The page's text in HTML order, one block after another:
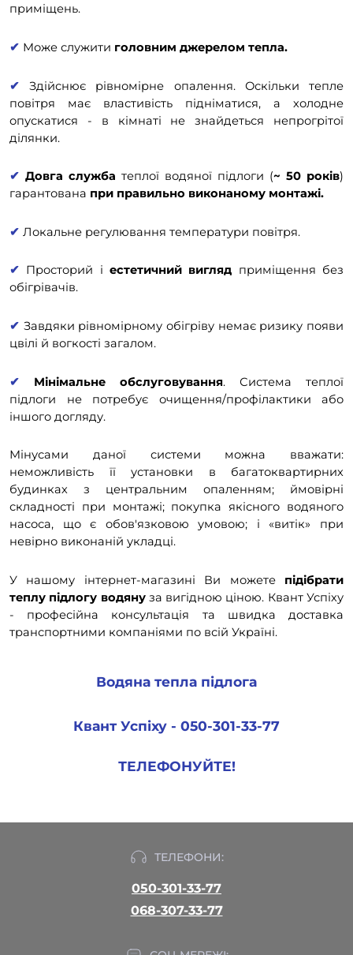
приміщень.
✔ Може служити головним джерелом тепла.
✔
Здійснює рівномірне опалення. Оскільки тепле
повітря має властивість підніматися, а холодне
опускатися - в кімнаті не знайдеться непрогрітої
ділянки.
✔ Довга служба теплої водяної підлоги (~ 50 років)
гарантована при правильно виконаному монтажі.
✔ Локальне регулювання температури повітря.
✔ Просторий і естетичний вигляд приміщення без
обігрівачів.
✔ Завдяки рівномірному обігріву немає ризику появи
цвілі й вогкості загалом.
✔ Мінімальне обслуговування. Система теплої
підлоги не потребує очищення/профілактики або
іншого догляду.
Мінусами даної системи можна вважати:
неможливість її установки в багатоквартирних
будинках з центральним опаленням; ймовірні
складності при монтажі; покупка якісного водяного
насоса, що є обов'язковою умовою; і «витік» при
невірно виконаній укладці.
У нашому інтернет-магазині Ви можете підібрати
теплу підлогу водянуза вигідною ціною. Квант Успіху
- професійна консультація та швидка доставка
транспортними компаніями по всій Україні.
Водяна тепла підлога
Квант Успіху - 050-301-33-77
ТЕЛЕФОНУЙТЕ!
ТЕЛЕФОНИ:
050-301-33-77
068-307-33-77